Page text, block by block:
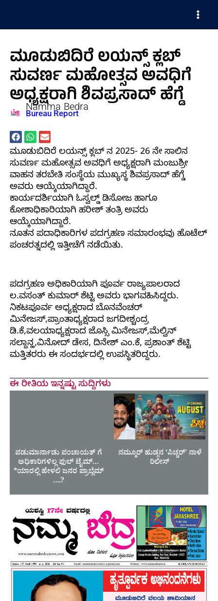
content
Main
ಮೂಡುಬಿದಿರೆ ಲಯನ್ಸ್ ಕ್ಲಬ್
ಸುವರ್ಣ ಮಹೋತ್ಸವ ಅವಧಿಗೆ
ಅಧ್ಯಕ್ಷರಾಗಿ ಶಿವಪ್ರಸಾದ್ ಹೆಗ್ಡೆ
Namma Bedra
Bureau Report
ಮೂಡುಬಿದಿರೆ ಲಯನ್ಸ್ ಕ್ಲಬ್ ನ 2025- 26 ನೇ ಸಾಲಿನ
ಸುವರ್ಣ ಮಹೋತ್ಸವ ಅವಧಿಗೆ ಅಧ್ಯಕ್ಷರಾಗಿ ಮಂಜುಶ್ರೀ
ವಾಹನ ತರಬೇತಿ ಸಂಸ್ಥೆಯ ಮುಖ್ಯಸ್ಥ ಶಿವಪ್ರಸಾದ್ ಹೆಗ್ಡೆ
ಅವರು ಆಯ್ಕೆಯಾಗಿದ್ದಾರೆ.
ಕಾರ್ಯದರ್ಶಿಯಾಗಿ ಓಸ್ವಲ್ಡ್ ಡಿಸೋಜ ಹಾಗೂ
ಕೋಶಾಧಿಕಾರಿಯಾಗಿ ಹರೀಶ್ ತಂತ್ರಿ ಅವರು
ಆಯ್ಕೆಯಾಗಿದ್ದಾರೆ.
ನೂತನ ಪದಾಧಿಕಾರಿಗಳ ಪದಗ್ರಹಣ ಸಮಾರಂಭವು ಹೊಟೆಲ್
ಪಂಚರತ್ನದಲ್ಲಿ ಇತ್ತೀಚೆಗೆ ನಡೆಯಿತು.
ಪದಗ್ರಹಣ ಅಧಿಕಾರಿಯಾಗಿ ಪೂರ್ವ ರಾಜ್ಯಪಾಲರಾದ
ಲ.ವಸಂತ್ ಕುಮಾರ್ ಶೆಟ್ಟಿ ಅವರು ಭಾಗವಹಿಸಿದ್ದರು.
ನಿಕಟಪೂರ್ವ ಅಧ್ಯಕ್ಷರಾದ ಬೊನವೆಂಚರ್
ಮಿನೇಜಸ್,ಪ್ರಾಂತಾಧ್ಯಕ್ಷರಾದ ಜಗದೀಶ್ಚಂದ್ರ
ಡಿ.ಕೆ,ವಲಯಾಧ್ಯಕ್ಷರಾದ ಜೊಸ್ಸಿ ಮಿನೇಜಸ್,ಮೆಲ್ವಿನ್
ಸಲ್ದಾನ್ಹ,ವಿನೋದ್ ಡೇಸ, ದಿನೇಶ್ ಎಂ.ಕೆ, ಪ್ರಶಾಂತ್ ಶೆಟ್ಟಿ
ಮತ್ತಿತರರು ಈ ಸಂದರ್ಭದಲ್ಲಿ ಉಪಸ್ಥಿತರಿದ್ದರು.
ಈ ರೀತಿಯ ಇನ್ನಷ್ಟು ಸುದ್ದಿಗಳು
ಪಡುಮಾರ್ನಾಡು ಪಂಚಾಯತ್ ಗೆ
ಅಧಿಕಾರಿಗಳಿಲ್ಲ ಫುಲ್ ಟೈಮ್…
*ಯಾರಲ್ಲಿ ಹೇಳಲಿ ಜನರ ಪ್ರಾಬ್ಲೆಮ್
….?
ನಮ್ಮೂರ್ ಹುಡ್ಗನ ‘ಪಿಚ್ಚರ್’ ನಾಳೆ
ರಿಲೀಸ್